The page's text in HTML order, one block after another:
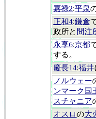
嘉禄2:平泉
正和4:鎌倉
政所と 問注
永享6:京都
する。
慶長14:福井
ノルウェー
ンマーク国
スチャニア
オスロの大